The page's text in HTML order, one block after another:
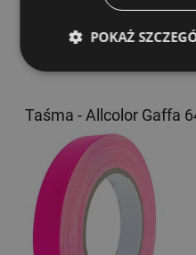
Taśma - Allcolor Gaffa
POKAŻ